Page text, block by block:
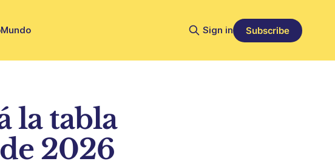
Mundo Sign in Subscribe
la tabla
2026